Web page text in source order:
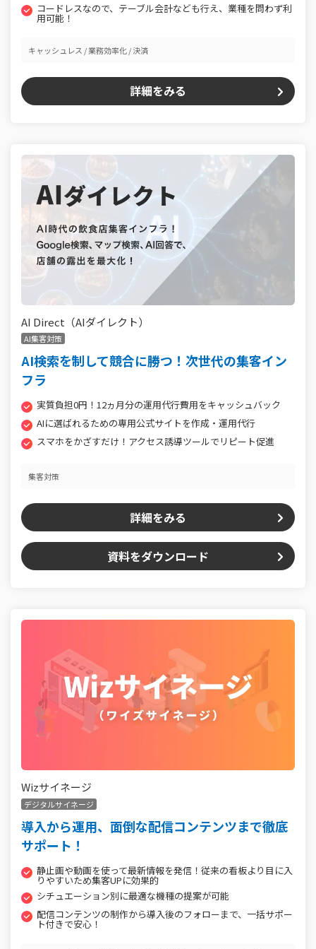
コードレスなので、テーブル会計なども行え、業種を問わず利
用可能！
キャッシュレス 業務効率化 決済
詳細をみる
AI Direct（AIダイレクト）
AI集客対策
AI検索を制して競合に勝つ！次世代の集客イン
フラ
実質負担0円！12ヵ月分の運用代行費用をキャッシュバック
AIに選ばれるための専用公式サイトを作成・運用代行
スマホをかざすだけ！アクセス誘導ツールでリピート促進
集客対策
詳細をみる
資料をダウンロード
Wizサイネージ
デジタルサイネージ
導入から運用、面倒な配信コンテンツまで徹底
サポート！
静止画や動画を使って最新情報を発信！従来の看板より目に入
りやすいため集客UPに効果的
シチュエーション別に最適な機種の提案が可能
配信コンテンツの制作から導入後のフォローまで、一括サポー
ト付きで安心！